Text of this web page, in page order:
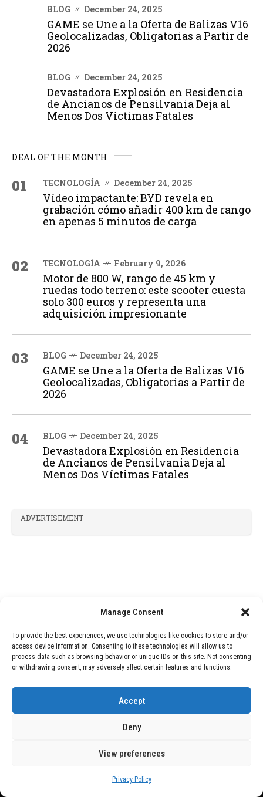
Manage Consent
To provide the best experiences, we use technologies like cookies to store and/or
access device information. Consenting to these technologies will allow us to
process data such as browsing behavior or unique IDs on this site. Not consenting
or withdrawing consent, may adversely affect certain features and functions.
Accept
Deny
View preferences
Privacy Policy
BLOG December 24, 2025
GAME se Une a la Oferta de Balizas V16
Geolocalizadas, Obligatorias a Partir de
2026
BLOG December 24, 2025
Devastadora Explosión en Residencia
de Ancianos de Pensilvania Deja al
Menos Dos Víctimas Fatales
DEAL OF THE MONTH
01 TECNOLOGÍA December 24, 2025
Vídeo impactante: BYD revela en
grabación cómo añadir 400 km de rango
en apenas 5 minutos de carga
02 TECNOLOGÍA February 9, 2026
Motor de 800 W, rango de 45 km y
ruedas todo terreno: este scooter cuesta
solo 300 euros y representa una
adquisición impresionante
03 BLOG December 24, 2025
GAME se Une a la Oferta de Balizas V16
Geolocalizadas, Obligatorias a Partir de
2026
04 BLOG December 24, 2025
Devastadora Explosión en Residencia
de Ancianos de Pensilvania Deja al
Menos Dos Víctimas Fatales
ADVERTISEMENT